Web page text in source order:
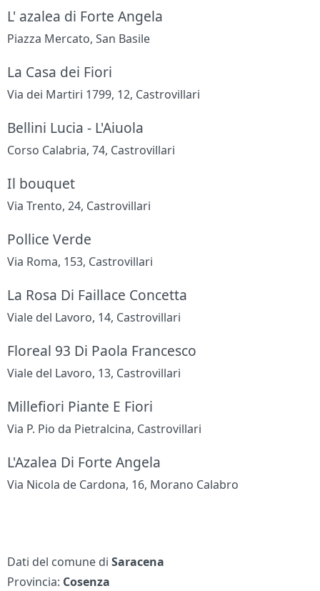
L' azalea di Forte Angela
Piazza Mercato, San Basile
La Casa dei Fiori
Via dei Martiri 1799, 12, Castrovillari
Bellini Lucia - L'Aiuola
Corso Calabria, 74, Castrovillari
Il bouquet
Via Trento, 24, Castrovillari
Pollice Verde
Via Roma, 153, Castrovillari
La Rosa Di Faillace Concetta
Viale del Lavoro, 14, Castrovillari
Floreal 93 Di Paola Francesco
Viale del Lavoro, 13, Castrovillari
Millefiori Piante E Fiori
Via P. Pio da Pietralcina, Castrovillari
L'Azalea Di Forte Angela
Via Nicola de Cardona, 16, Morano Calabro
Dati del comune diSaracena
Provincia: Cosenza